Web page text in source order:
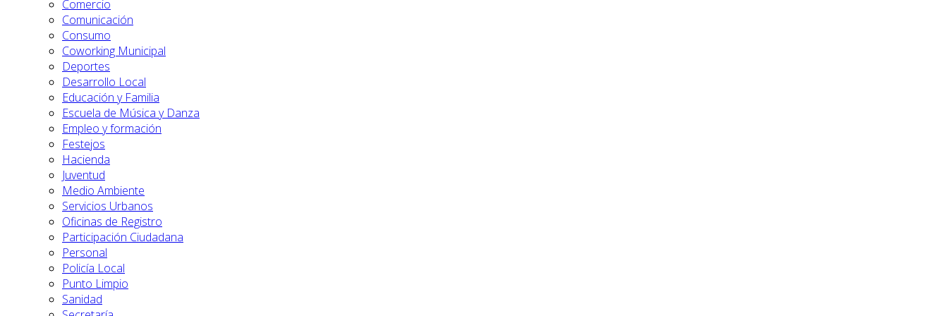
Comercio
Comunicación
Consumo
Coworking Municipal
Deportes
Desarrollo Local
Educación y Familia
Escuela de Música y Danza
Empleo y formación
Festejos
Hacienda
Juventud
Medio Ambiente
Servicios Urbanos
Oficinas de Registro
Participación Ciudadana
Personal
Policía Local
Punto Limpio
Sanidad